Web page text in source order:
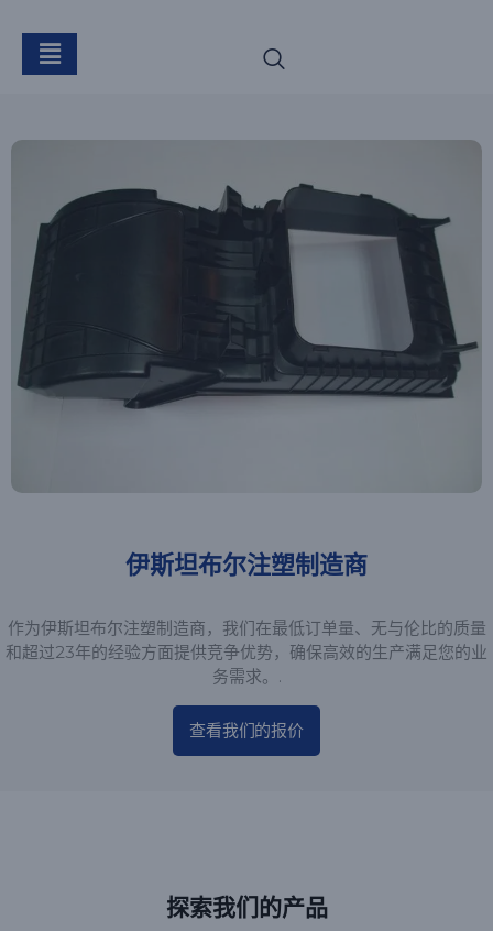
伊斯坦布尔注塑制造商
作为伊斯坦布尔注塑制造商，我们在最低订单量、无与伦比的质量
和超过23年的经验方面提供竞争优势，确保高效的生产满足您的业
务需求。.
查看我们的报价
探索我们的产品